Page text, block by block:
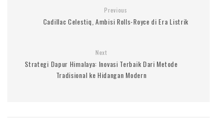
Previous
Cadillac Celestiq, Ambisi Rolls-Royce di Era Listrik
Next
Strategi Dapur Himalaya: Inovasi Terbaik Dari Metode
Tradisional ke Hidangan Modern